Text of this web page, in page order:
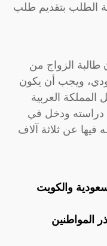
الطلب بتقديم طلب
طالبة الزواج من
ويجب أن يكون
العربية
دراسته ودخل في
فيها عن ثلاثة آلاف
والكويت
المواطنين